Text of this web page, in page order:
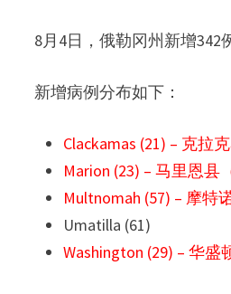
8月4日，俄勒冈州新增342
新增病例分布如下：
Clackamas (21) – 克拉
Marion (23) – 马里恩县
Multnomah (57) – 摩特
Umatilla (61)
Washington (29) – 华盛